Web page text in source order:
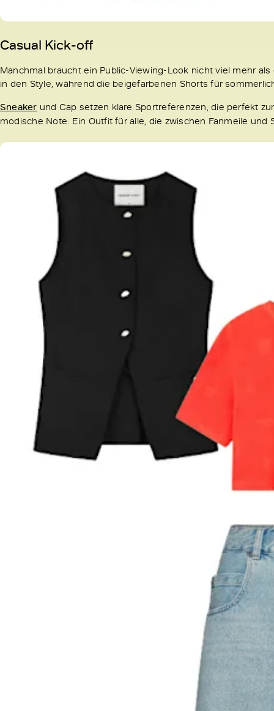
Casual Kick-off
Manchmal braucht ein Public-Viewing-Look nicht viel mehr
in den Style, während die beigefarbenen Shorts für
Sneaker und Cap setzen klare Sportreferenzen, die perfekt
modische Note. Ein Outfit für alle, die zwischen Fanmeile